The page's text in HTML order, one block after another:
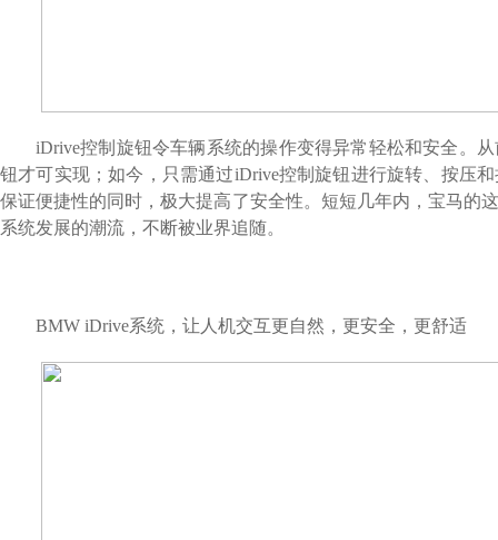
iDrive控制旋钮令车辆系统的操作变得异常轻松和安全。
钮才可实现；如今，只需通过iDrive控制旋钮进行旋转、按压
保证便捷性的同时，极大提高了安全性。短短几年内，宝马的
系统发展的潮流，不断被业界追随。
BMW iDrive系统，让人机交互更自然，更安全，更舒适